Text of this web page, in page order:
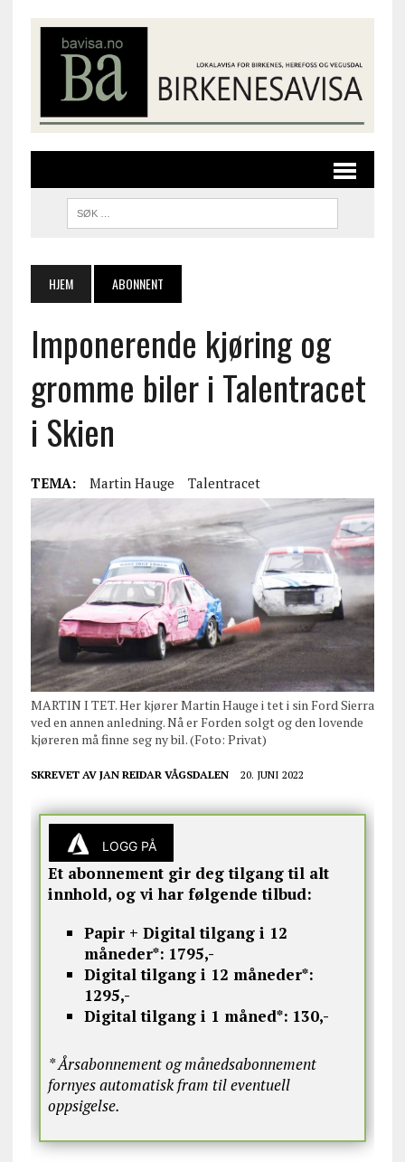
HJEM ABONNENT
Imponerende kjøring og
gromme biler i Talentracet
i Skien
TEMA: Martin Hauge Talentracet
MARTIN I TET. Her kjører Martin Hauge i tet i sin Ford Sierra
ved en annen anledning. Nå er Forden solgt og den lovende
kjøreren må finne seg ny bil. (Foto: Privat)
SKREVET AV JAN REIDAR VÅGSDALEN 20. JUNI 2022
LOGG PÅ
Et abonnement gir deg tilgang til alt
innhold, og vi har følgende tilbud:
Papir + Digital tilgang i 12
måneder*: 1795,-
Digital tilgang i 12 måneder*:
1295,-
Digital tilgang i 1 måned*: 130,-
* Årsabonnement og månedsabonnement
fornyes automatisk fram til eventuell
oppsigelse.